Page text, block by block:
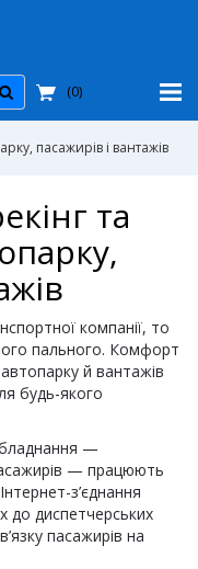
(0)
пасажирів і вантажів
та
компанії, то
пального. Комфорт
й вантажів
будь-якого
—
— працюють
з’єднання
до диспетчерських
пасажирів на